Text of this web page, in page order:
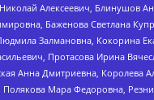
Алексеевич, Блинушов
Баженова Светлана
Залмановна, Кокорина
Протасова Ирина
Анна Дмитриевна, Королева
Мара Федоровна,